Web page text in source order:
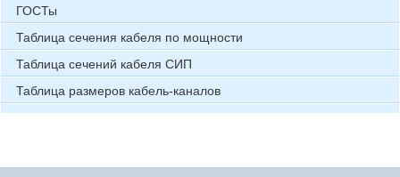
ГОСТы
Таблица сечения кабеля по мощности
Таблица сечений кабеля СИП
Таблица размеров кабель-каналов